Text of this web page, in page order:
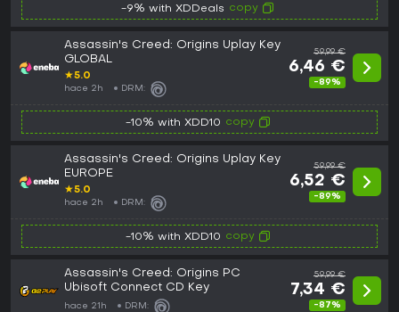
-9% with XDDeals copy
Assassin's Creed: Origins Uplay Key
GLOBAL
★5.0
hace 2h DRM:
59,99 €
6,46 €
-89%
-10% with XDD10 copy
Assassin's Creed: Origins Uplay Key
EUROPE
★5.0
hace 2h DRM:
59,99 €
6,52 €
-89%
-10% with XDD10 copy
Assassin's Creed: Origins PC
Ubisoft Connect CD Key
hace 21h DRM:
59,99 €
7,34 €
-87%